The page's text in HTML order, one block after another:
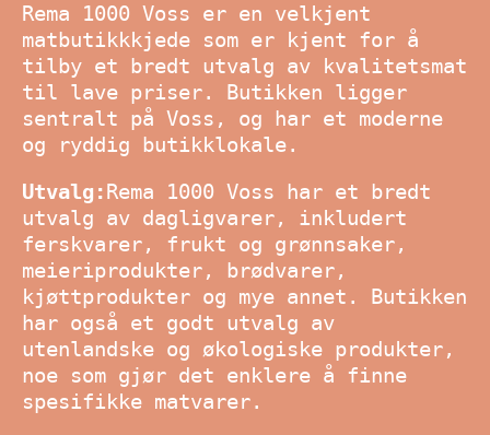
Rema 1000 Voss er en velkjent
matbutikkkjede som er kjent for å
tilby et bredt utvalg av kvalitetsmat
til lave priser. Butikken ligger
sentralt på Voss, og har et moderne
og ryddig butikklokale.
Utvalg:Rema 1000 Voss har et bredt
utvalg av dagligvarer, inkludert
ferskvarer, frukt og grønnsaker,
meieriprodukter, brødvarer,
kjøttprodukter og mye annet. Butikken
har også et godt utvalg av
utenlandske og økologiske produkter,
noe som gjør det enklere å finne
spesifikke matvarer.